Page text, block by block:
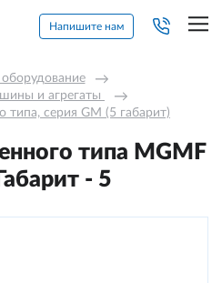
Напишите нам
→
и агрегаты →
типа, серия GM (5 габарит)
типа MGМF
- 5